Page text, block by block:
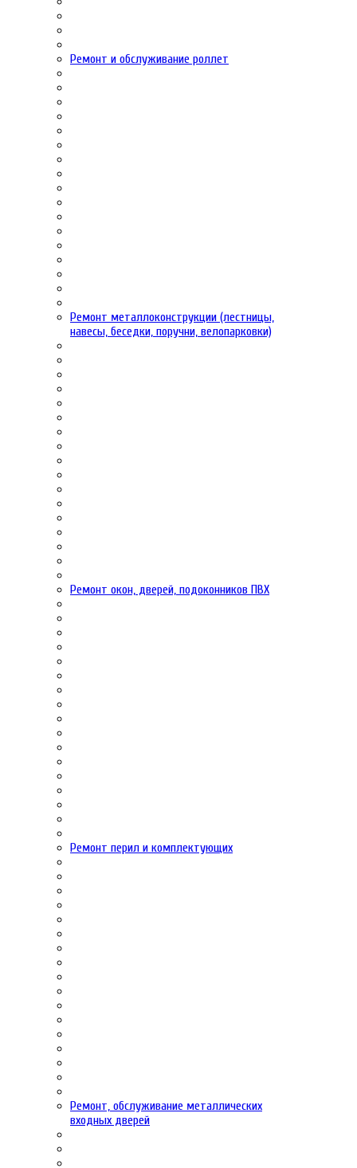
Ремонт и обслуживание роллет
Ремонт металлоконструкции (лестницы,
навесы, беседки, поручни, велопарковки)
Ремонт окон, дверей, подоконников ПВХ
Ремонт перил и комплектующих
Ремонт, обслуживание металлических
входных дверей